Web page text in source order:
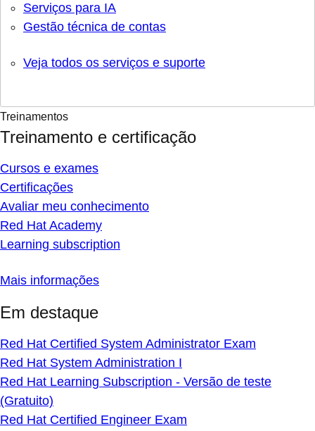
Serviços para IA
Gestão técnica de contas
Veja todos os serviços e suporte
Treinamentos
Treinamento e certificação
Cursos e exames
Certificações
Avaliar meu conhecimento
Red Hat Academy
Learning subscription
Mais informações
Em destaque
Red Hat Certified System Administrator Exam
Red Hat System Administration I
Red Hat Learning Subscription - Versão de teste
(Gratuito)
Red Hat Certified Engineer Exam